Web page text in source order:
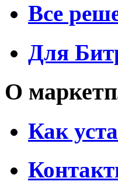
Все
Для
О
Как